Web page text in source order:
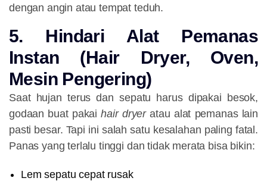
dengan angin atau tempat teduh.
5. Hindari Alat Pemanas
Instan (Hair Dryer, Oven,
Mesin Pengering)
Saat hujan terus dan sepatu harus dipakai besok,
godaan buat pakaihair dryeratau alat pemanas lain
pasti besar. Tapi ini salah satu kesalahan paling fatal.
Panas yang terlalu tinggi dan tidak merata bisa bikin:
Lem sepatu cepat rusak